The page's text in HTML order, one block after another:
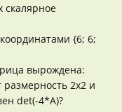
скалярное
{6; 6;
вырождена:
2х2 и
det(-4*A)?